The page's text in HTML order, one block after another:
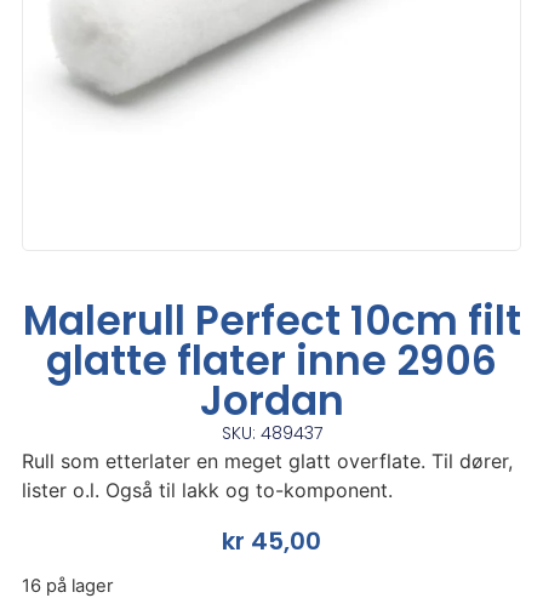
Malerull Perfect 10cm filt
glatte flater inne 2906
Jordan
SKU: 489437
Rull som etterlater en meget glatt overflate. Til dører,
lister o.l. Også til lakk og to-komponent.
kr 45,00
16 på lager